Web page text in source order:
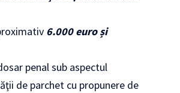
6.000 euro și
penal sub aspectul
de parchet cu propunere de